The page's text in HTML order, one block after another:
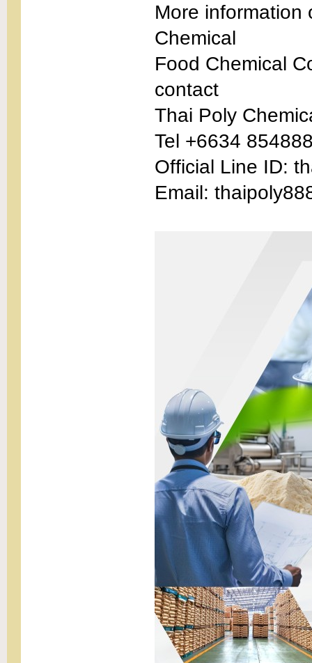
More information
Chemical
Food Chemical
contact
Thai Poly
Tel +6634
Official Line ID:
Email: